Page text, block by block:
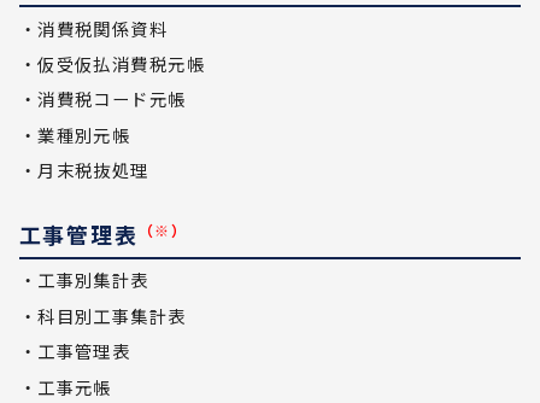
・消費税関係資料
・仮受仮払消費税元帳
・消費税コード元帳
・業種別元帳
・月末税抜処理
工事管理表 （※）
・工事別集計表
・科目別工事集計表
・工事管理表
・工事元帳